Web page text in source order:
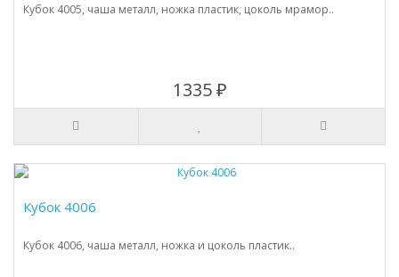
Кубок 4005, чаша металл, ножка пластик, цоколь мрамор..
1335 ₽
Кубок 4006
Кубок 4006, чаша металл, ножка и цоколь пластик..